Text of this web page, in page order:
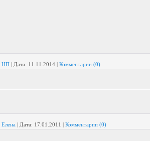
НП | Дата: 11.11.2014 | Комментарии (0)
Елена | Дата: 17.01.2011 | Комментарии (0)